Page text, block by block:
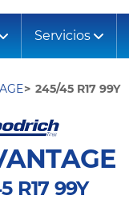
Servicios
245/45 R17 99Y
R17 99Y